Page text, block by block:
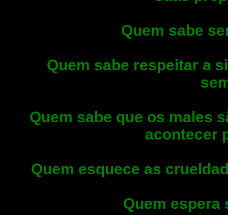
Quem sabe
Quem sabe respeitar a
Quem sabe que os males
acontecer
Quem esquece as
Quem espera